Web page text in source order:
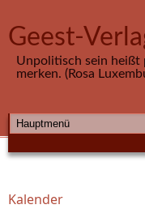
Geest-
Unpolitisch sein heißt
merken. (Rosa
HAUPTMENÜ
Sie sind hier
Kalender